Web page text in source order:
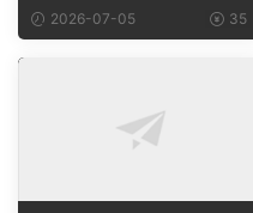
ab | Uber Clone | Taxi Booki
ng with Cab | Rental | Biddi
2026-07-05 35